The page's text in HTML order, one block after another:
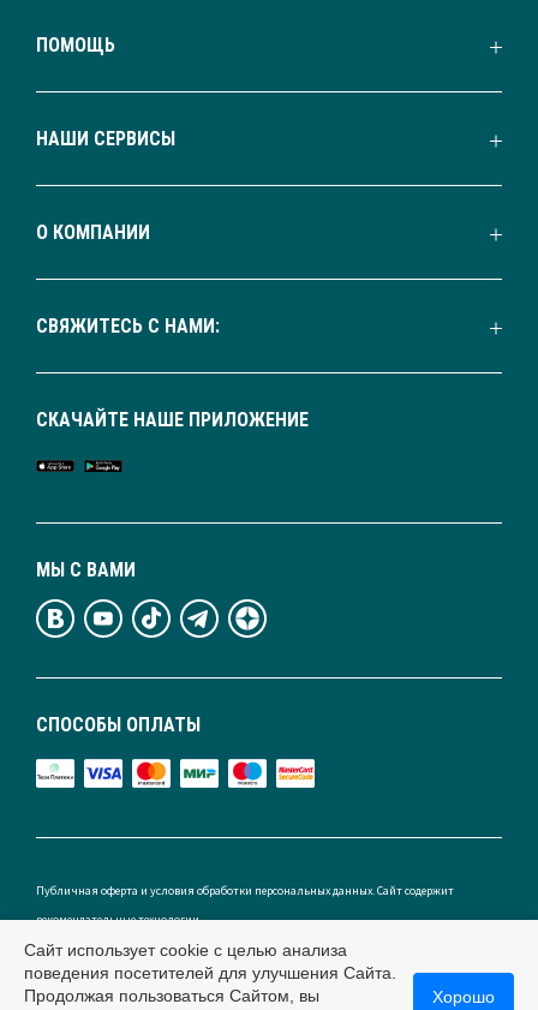
ПОМОЩЬ
НАШИ СЕРВИСЫ
О КОМПАНИИ
СВЯЖИТЕСЬ С НАМИ:
СПОСОБЫ ОПЛАТЫ
МЫ С ВАМИ
СКАЧАЙТЕ НАШЕ ПРИЛОЖЕНИЕ
Публичная оферта и условия обработки персональных данных. Сайт содержит
рекомендательные технологии.
Сайт использует cookie с целью анализа
поведения посетителей для улучшения Сайта.
Продолжая пользоваться Сайтом, вы
Хорошо